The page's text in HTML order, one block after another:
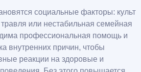
социальные факторы: культ
или нестабильная семейная
профессиональная помощь и
внутренних причин, чтобы
реакции на здоровые и